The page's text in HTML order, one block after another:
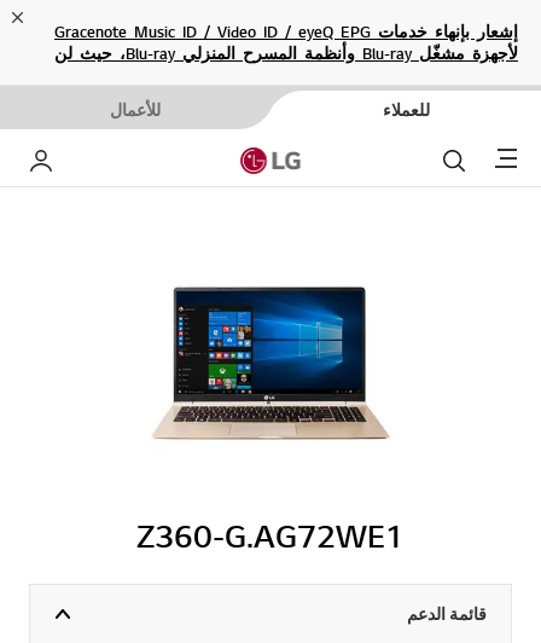
إشعار بإنهاء خدمات Gracenote Music ID / Video ID / eyeQ EPG
لأجهزة مشغّل Blu-ray وأنظمة المسرح المنزلي Blu-ray، حيث لن
للعملاء للأعمال
Menu بحث
Z360-G.AG72WE1
قائمة الدعم